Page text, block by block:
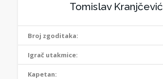
Tomislav Kranjčević
Broj zgoditaka:
Igrač utakmice:
Kapetan: